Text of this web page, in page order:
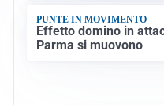
PUNTE IN MOVIMENTO
Effetto domino in
Parma si muovono